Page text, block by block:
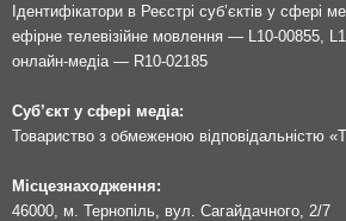
Ідентифікатори в Реєстрі суб’єктів у сфері
ефірне телевізійне мовлення — L10-00855,
онлайн-медіа — R10-02185
Суб’єкт у сфері медіа:
Товариство з обмеженою відповідальністю
Місцезнаходження:
46000, м. Тернопіль, вул. Сагайдачного, 2/7